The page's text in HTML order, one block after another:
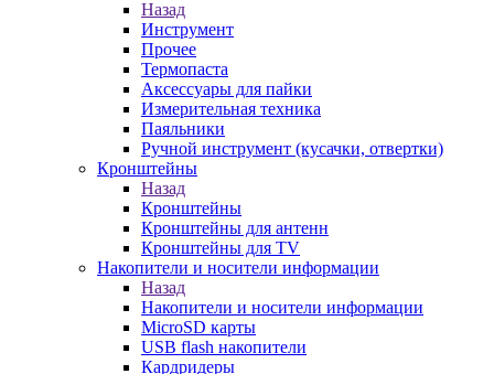
Назад
Инструмент
Прочее
Термопаста
Аксессуары для пайки
Измерительная техника
Паяльники
Ручной инструмент (кусачки, отвертки)
Кронштейны
Назад
Кронштейны
Кронштейны для антенн
Кронштейны для TV
Накопители и носители информации
Назад
Накопители и носители информации
MicroSD карты
USB flash накопители
Кардридеры